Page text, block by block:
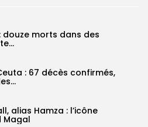
douze morts dans des
: 67 décès confirmés,
alias Hamza : l’icône
Magal